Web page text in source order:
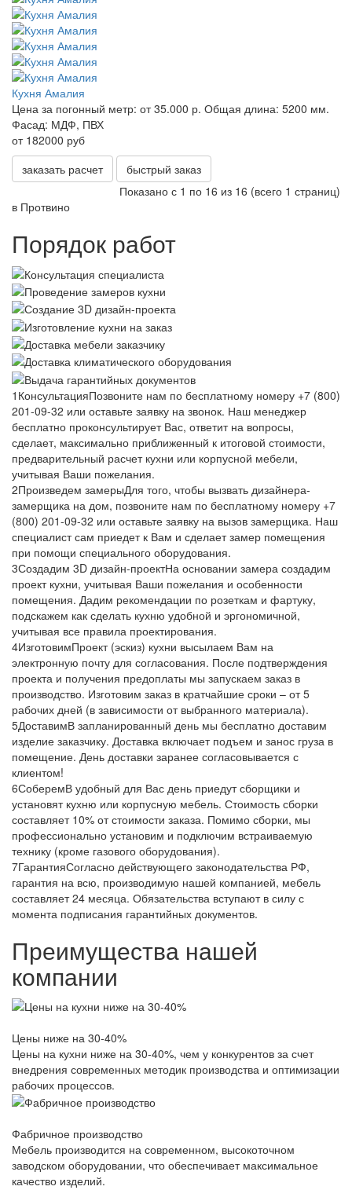
Кухня Амалия
Цена за погонный метр: от 35.000 р. Общая длина: 5200 мм.
Фасад: МДФ, ПВХ
от 182000 руб
заказать расчет
быстрый заказ
Показано с 1 по 16 из 16 (всего 1 страниц)
в Протвино
Порядок работ
1 КонсультацияПозвоните нам по бесплатному номеру +7 (800)
201-09-32 или оставьте заявку на звонок. Наш менеджер
бесплатно проконсультирует Вас, ответит на вопросы,
сделает, максимально приближенный к итоговой стоимости,
предварительный расчет кухни или корпусной мебели,
учитывая Ваши пожелания.
2Произведем замерыДля того, чтобы вызвать дизайнера-
замерщика на дом, позвоните нам по бесплатному номеру +7
(800) 201-09-32 или оставьте заявку на вызов замерщика. Наш
специалист сам приедет к Вам и сделает замер помещения
при помощи специального оборудования.
3Создадим 3D дизайн-проектНа основании замера создадим
проект кухни, учитывая Ваши пожелания и особенности
помещения. Дадим рекомендации по розеткам и фартуку,
подскажем как сделать кухню удобной и эргономичной,
учитывая все правила проектирования.
4ИзготовимПроект (эскиз) кухни высылаем Вам на
электронную почту для согласования. После подтверждения
проекта и получения предоплаты мы запускаем заказ в
производство. Изготовим заказ в кратчайшие сроки – от 5
рабочих дней (в зависимости от выбранного материала).
5ДоставимВ запланированный день мы бесплатно доставим
изделие заказчику. Доставка включает подъем и занос груза в
помещение. День доставки заранее согласовывается с
клиентом!
6СоберемВ удобный для Вас день приедут сборщики и
установят кухню или корпусную мебель. Стоимость сборки
составляет 10% от стоимости заказа. Помимо сборки, мы
профессионально установим и подключим встраиваемую
технику (кроме газового оборудования).
7ГарантияСогласно действующего законодательства РФ,
гарантия на всю, производимую нашей компанией, мебель
составляет 24 месяца. Обязательства вступают в силу с
момента подписания гарантийных документов.
Преимущества нашей
компании
Цены ниже на 30-40%
Цены на кухни ниже на 30-40%, чем у конкурентов за счет
внедрения современных методик производства и оптимизации
рабочих процессов.
Фабричное производство
Мебель производится на современном, высокоточном
заводском оборудовании, что обеспечивает максимальное
качество изделий.